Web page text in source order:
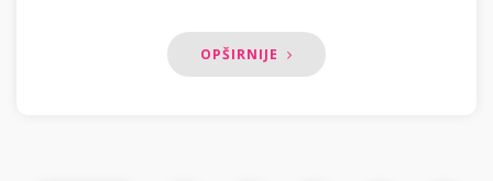
OPŠIRNIJE